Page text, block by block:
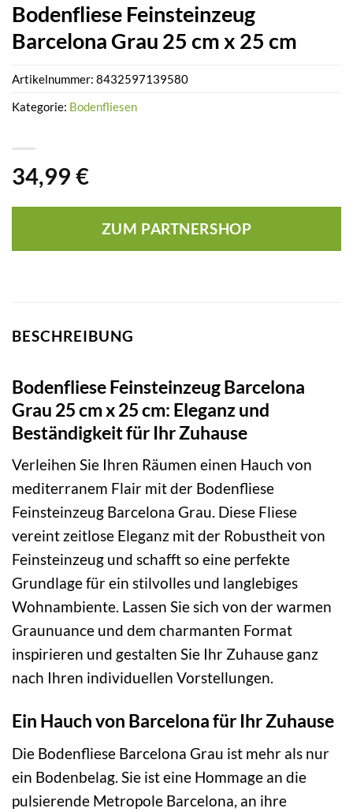
Bodenfliese Feinsteinzeug
Barcelona Grau 25 cm x 25 cm
34,99 €
ZUM PARTNERSHOP
Artikelnummer: 8432597139580
Kategorie: Bodenfliesen
BESCHREIBUNG
Bodenfliese Feinsteinzeug Barcelona
Grau 25 cm x 25 cm: Eleganz und
Beständigkeit für Ihr Zuhause
Verleihen Sie Ihren Räumen einen Hauch von
mediterranem Flair mit der Bodenfliese
Feinsteinzeug Barcelona Grau. Diese Fliese
vereint zeitlose Eleganz mit der Robustheit von
Feinsteinzeug und schafft so eine perfekte
Grundlage für ein stilvolles und langlebiges
Wohnambiente. Lassen Sie sich von der warmen
Graunuance und dem charmanten Format
inspirieren und gestalten Sie Ihr Zuhause ganz
nach Ihren individuellen Vorstellungen.
Ein Hauch von Barcelona für Ihr Zuhause
Die Bodenfliese Barcelona Grau ist mehr als nur
ein Bodenbelag. Sie ist eine Hommage an die
pulsierende Metropole Barcelona, an ihre